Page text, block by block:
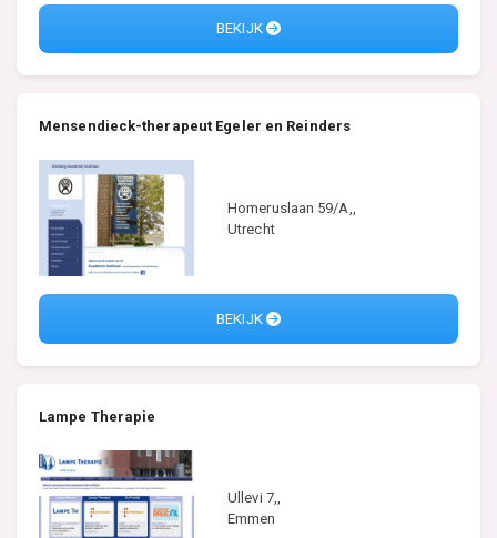
BEKIJK
Mensendieck-therapeut Egeler en Reinders
Homeruslaan 59/A,,
Utrecht
BEKIJK
Lampe Therapie
Ullevi 7,,
Emmen